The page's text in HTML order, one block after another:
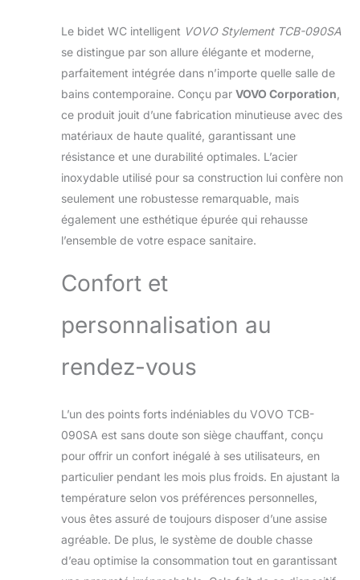
mousse empêche les éclaboussures
déchets de coller, offrant une
expérience de salle de bain plus
propre et plus agréable. Cela garantit
que chaque utilisation reste plus
siège confortable ADA ● 45 cm.
Hauteur du siège plus pratique pour
s'asseoir/se lever assure une facilité
d'utilisation, en particulier pour les
personnes âgées et les personnes
ayant des problèmes de mobilité.
Toilettes automatiques ● Couvercle à
approchez/chasse et fermeture
automatiques lorsque vous quittez.
Mouillez automatiquement le bol
avant chaque utilisation pour
surfaces en céramique. La fonction
l'éteignez, le capteur de
pied/télécommande peut également
ouvrir/fermer. Capteur de pied facile à
utiliser ● Peut être utilisé pour
ouvrir/fermer le couvercle/siège et
activer la chasse d'eau. Garantit une
expérience complète sans contact et
hygiénique. Combiné WC bidet ●
Expérience de nettoyage hygiénique
avec lavage arrière, lavage avant,
Le bidet WC intelligent VOVO Stylement TCB-090SA
se distingue par son allure élégante et moderne,
parfaitement intégrée dans n’importe quelle salle de
bains contemporaine. Conçu par VOVO Corporation
ce produit jouit d’une fabrication minutieuse avec des
matériaux de haute qualité, garantissant une
résistance et une durabilité optimales. L’acier
inoxydable utilisé pour sa construction lui confère non
seulement une robustesse remarquable, mais
également une esthétique épurée qui rehausse
l’ensemble de votre espace sanitaire.
Confort et
personnalisation au
rendez-vous
L’un des points forts indéniables du VOVO TCB-
090SA est sans doute son siège chauffant, conçu
pour offrir un confort inégalé à ses utilisateurs, en
particulier pendant les mois plus froids. En ajustant la
température selon vos préférences personnelles,
vous êtes assuré de toujours disposer d’une assise
agréable. De plus, le système de double chasse
d’eau optimise la consommation tout en garantissant